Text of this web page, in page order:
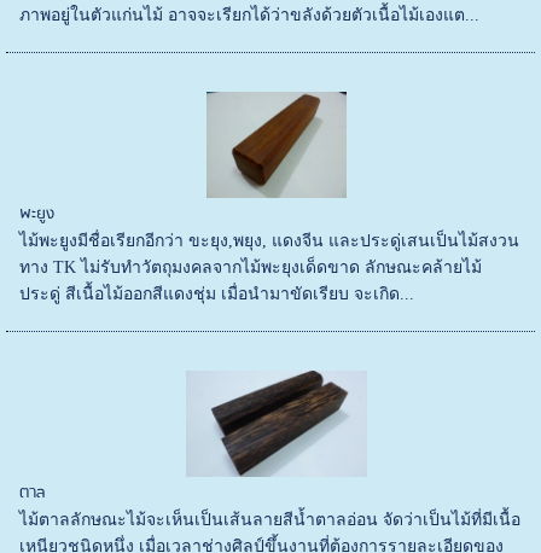
ภาพอยู่ในตัวแก่นไม้ อาจจะเรียกได้ว่าขลังด้วยตัวเนื้อไม้เองแต...
พะยูง
ไม้พะยูงมีชื่อเรียกอีกว่า ขะยุง,พยุง, แดงจีน และประดู่เสนเป็นไม้สงวน
ทาง TK ไม่รับทำวัตถุมงคลจากไม้พะยุงเด็ดขาด ลักษณะคล้ายไม้
ประดู่ สีเนื้อไม้ออกสีแดงชุ่ม เมื่อนำมาขัดเรียบ จะเกิด...
ตาล
ไม้ตาลลักษณะไม้จะเห็นเป็นเส้นลายสีน้ำตาลอ่อน จัดว่าเป็นไม้ที่มีเนื้อ
เหนียวชนิดหนึ่ง เมื่อเวลาช่างศิลป์ขึ้นงานที่ต้องการรายละเอียดของ